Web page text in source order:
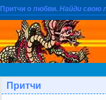
Притчи о любви. Найди свою
Притчи